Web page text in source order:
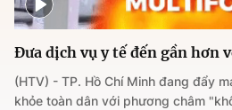
Đưa dịch vụ y tế đến gần hơn
(HTV) - TP. Hồ Chí Minh đang đẩy
khỏe toàn dân với phương châm